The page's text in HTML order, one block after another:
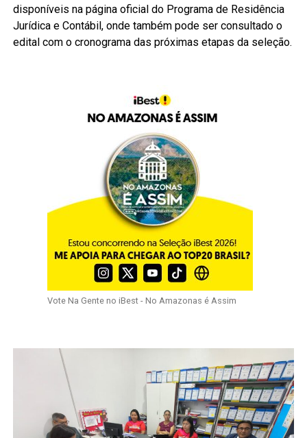
disponíveis na página oficial do Programa de Residência
Jurídica e Contábil, onde também pode ser consultado o
edital com o cronograma das próximas etapas da seleção.
Vote Na Gente no iBest - No Amazonas é Assim